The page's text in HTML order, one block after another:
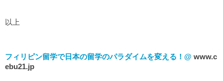
以上
フィリピン留学で日本の留学のパラダイムを変える！@ www.c
ebu21.jp